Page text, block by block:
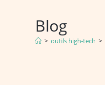
Blog
> outils high-tech >